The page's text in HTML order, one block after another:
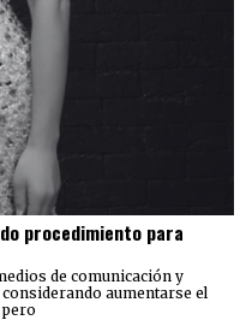
procedimiento para
de comunicación y
aumentarse el